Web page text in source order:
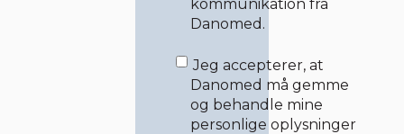
kommunikation fra
Danomed.
Jeg accepterer, at
Danomed må gemme
og behandle mine
personlige oplysninger